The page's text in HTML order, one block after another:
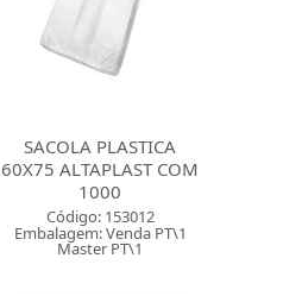
SACOLA PLASTICA
60X75 ALTAPLAST COM
1000
Código: 153012
Embalagem: Venda PT\1
Master PT\1